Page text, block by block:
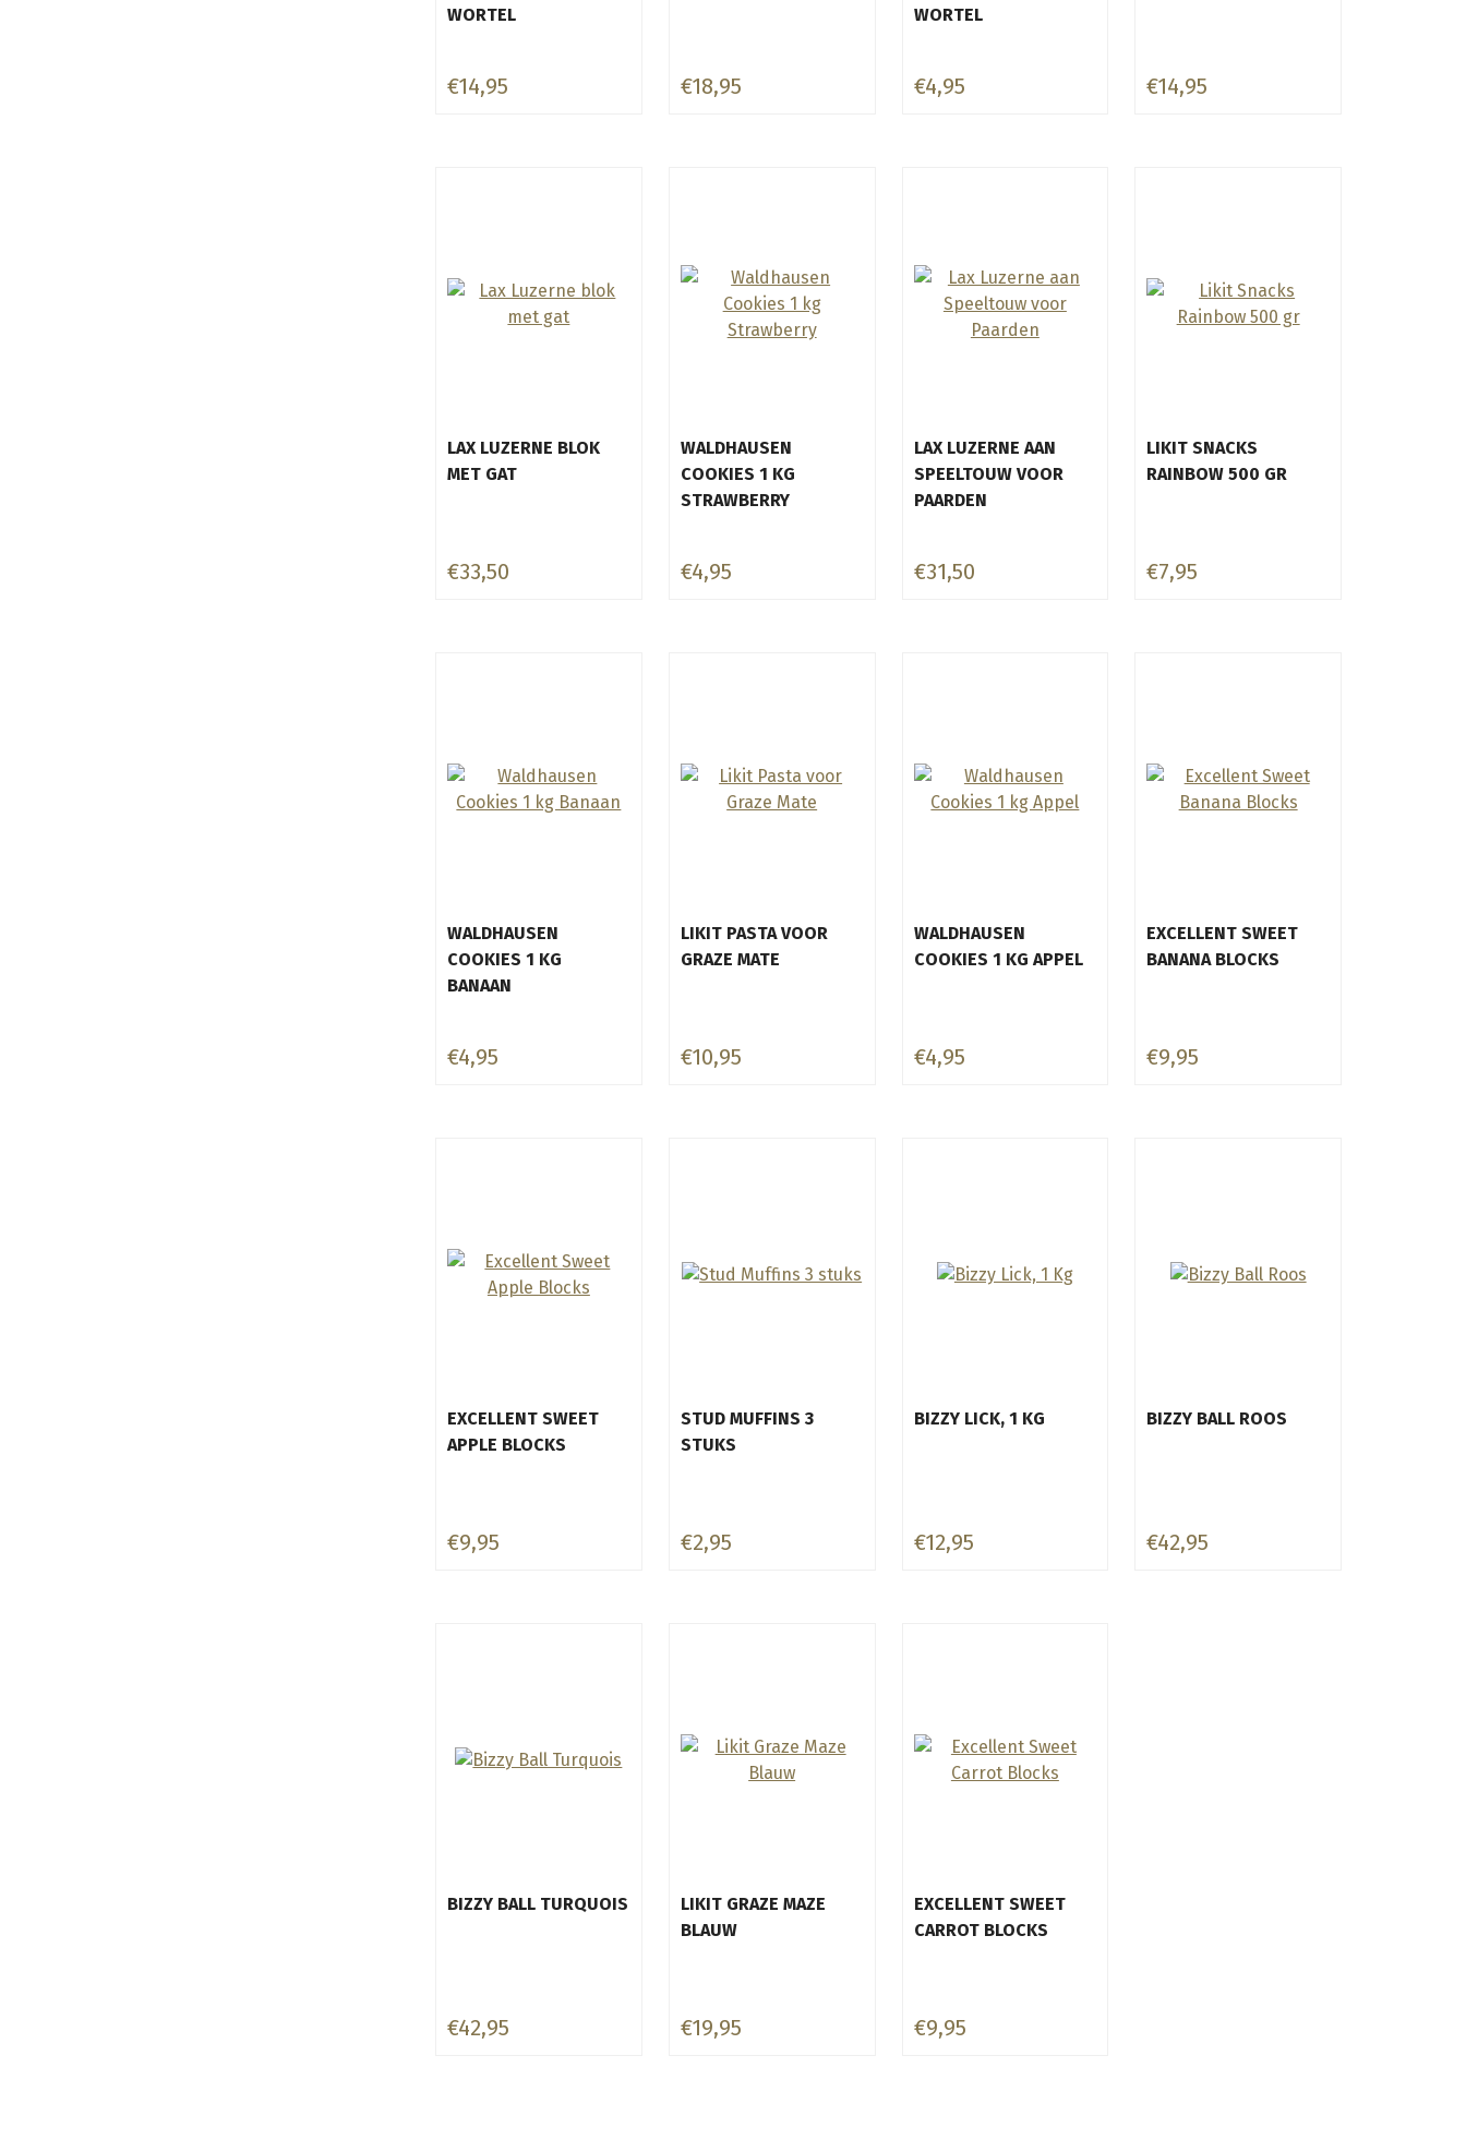
WORTEL
€14,95 €18,95
WORTEL
€4,95 €14,95
LAX LUZERNE BLOK
MET GAT
€33,50
WALDHAUSEN
COOKIES 1 KG
STRAWBERRY
€4,95
LAX LUZERNE AAN
SPEELTOUW VOOR
PAARDEN
€31,50
LIKIT SNACKS
RAINBOW 500 GR
€7,95
WALDHAUSEN
COOKIES 1 KG
BANAAN
€4,95
LIKIT PASTA VOOR
GRAZE MATE
€10,95
WALDHAUSEN
COOKIES 1 KG APPEL
€4,95
EXCELLENT SWEET
BANANA BLOCKS
€9,95
EXCELLENT SWEET
APPLE BLOCKS
€9,95
STUD MUFFINS 3
STUKS
€2,95
BIZZY LICK, 1 KG
€12,95
BIZZY BALL ROOS
€42,95
BIZZY BALL TURQUOIS
€42,95
LIKIT GRAZE MAZE
BLAUW
€19,95
EXCELLENT SWEET
CARROT BLOCKS
€9,95